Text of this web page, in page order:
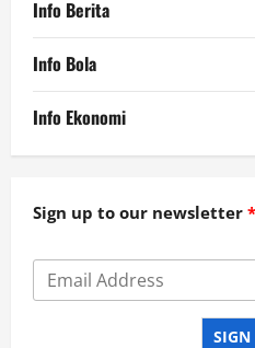
Info Berita
Info Bola
Info Ekonomi
Sign up to our newsletter
SIGN